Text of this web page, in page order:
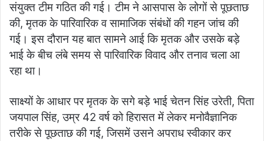
संयुक्त टीम गठित की गई। टीम ने आसपास के लोगों से पूछताछ
की, मृतक के पारिवारिक व सामाजिक संबंधों की गहन जांच की
गई। इस दौरान यह बात सामने आई कि मृतक और उसके बड़े
भाई के बीच लंबे समय से पारिवारिक विवाद और तनाव चला आ
रहा था।
साक्ष्यों के आधार पर मृतक के सगे बड़े भाई चेतन सिंह उरेती, पिता
जयपाल सिंह, उम्र 42 वर्ष को हिरासत में लेकर मनोवैज्ञानिक
तरीके से पूछताछ की गई, जिसमें उसने अपराध स्वीकार कर